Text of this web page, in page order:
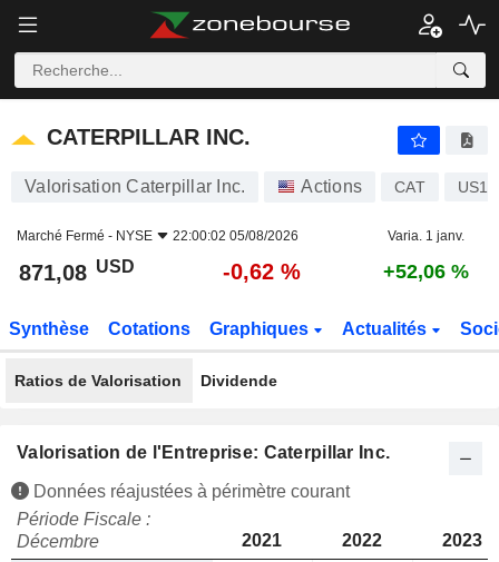
CATERPILLAR INC.
CATERPILLAR INC.
Valorisation Caterpillar Inc. Actions CAT
Marché Fermé - NYSE 22:00:02 05/08/2026 Varia. 1 janv.
871,08 USD -0,62 % +52,06 %
Synthèse Cotations Graphiques Actualités
Ratios de Valorisation Dividende
Valorisation de l'Entreprise: Caterpillar Inc.
Données réajustées à périmètre courant
Période Fiscale :
Décembre
2021 2022
2023